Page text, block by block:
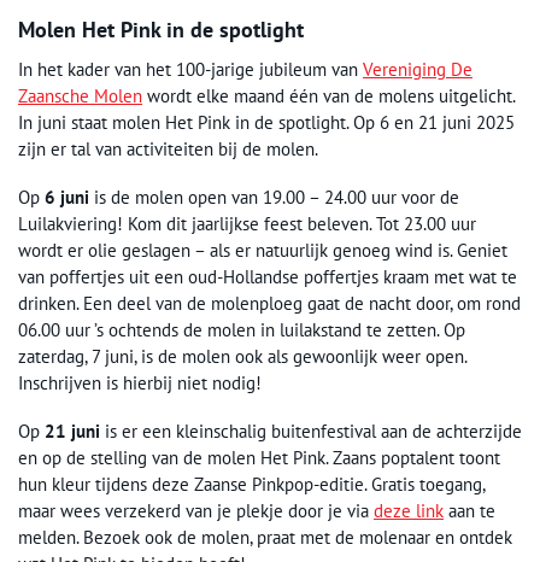
Molen Het Pink in de spotlight
In het kader van het 100-jarige jubileum van Vereniging De
Zaansche Molen wordt elke maand één van de molens uitgelicht.
In juni staat molen Het Pink in de spotlight. Op 6 en 21 juni 2025
zijn er tal van activiteiten bij de molen.
Op 6 juni is de molen open van 19.00 – 24.00 uur voor de
Luilakviering! Kom dit jaarlijkse feest beleven. Tot 23.00 uur
wordt er olie geslagen – als er natuurlijk genoeg wind is. Geniet
van poffertjes uit een oud-Hollandse poffertjes kraam met wat te
drinken. Een deel van de molenploeg gaat de nacht door, om rond
06.00 uur ’s ochtends de molen in luilakstand te zetten. Op
zaterdag, 7 juni, is de molen ook als gewoonlijk weer open.
Inschrijven is hierbij niet nodig!
Op 21 juni is er een kleinschalig buitenfestival aan de achterzijde
en op de stelling van de molen Het Pink. Zaans poptalent toont
hun kleur tijdens deze Zaanse Pinkpop-editie. Gratis toegang,
maar wees verzekerd van je plekje door je via deze link aan te
melden. Bezoek ook de molen, praat met de molenaar en ontdek